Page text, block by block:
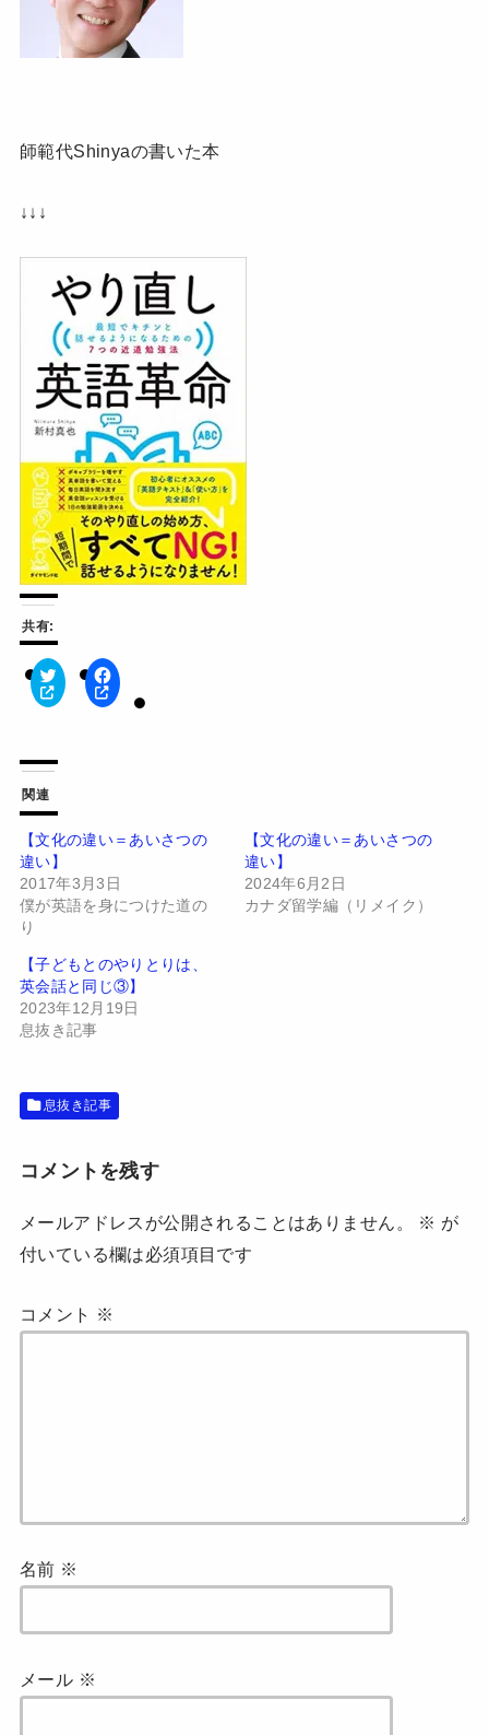
師範代Shinyaの書いた本
↓↓↓
共有:
ク
リ
て
T
w
i
t
t
e
r
で
共
有
い
ウ
ィ
ン
ド
ウ
ま
す
)
F
a
有
す
に
は
ク
リ
し
て
く
だ
さ
い
い
ウ
ィ
ウ
で
ま
す
)
関連
【文化の違い＝あいさつの
違い】
2017年3月3日
僕が英語を身につけた道の
り
【文化の違い＝あいさつの
違い】
2024年6月2日
カナダ留学編（リメイク）
【子どもとのやりとりは、
英会話と同じ③】
2023年12月19日
息抜き記事
息抜き記事
コメントを残す
メールアドレスが公開されることはありません。 ※ が
付いている欄は必須項目です
コメント ※
名前 ※
メール ※